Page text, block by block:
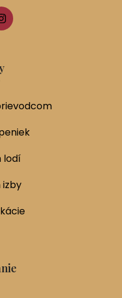
lodí
izby